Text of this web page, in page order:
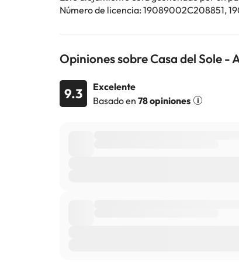
Número de licencia: 19089002C208851,
Opiniones sobre Casa del Sole -
9.3
Excelente
Basado en 78 opiniones